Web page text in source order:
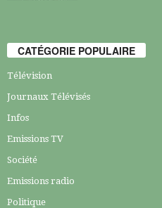
CATÉGORIE POPULAIRE
Télévision
Journaux Télévisés
Infos
Emissions TV
Société
Emissions radio
Politique